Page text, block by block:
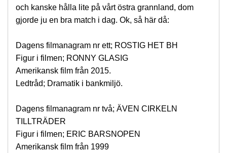
och kanske hålla lite på vårt östra grannland, dom
gjorde ju en bra match i dag. Ok, så här då:
Dagens filmanagram nr ett; ROSTIG HET BH
Figur i filmen; RONNY GLASIG
Amerikansk film från 2015.
Ledtråd; Dramatik i bankmiljö.
Dagens filmanagram nr två; ÄVEN CIRKELN
TILLTRÄDER
Figur i filmen; ERIC BARSNOPEN
Amerikansk film från 1999